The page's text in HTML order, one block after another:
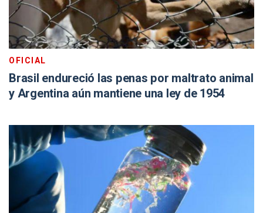
OFICIAL
Brasil endureció las penas por maltrato animal
y Argentina aún mantiene una ley de 1954